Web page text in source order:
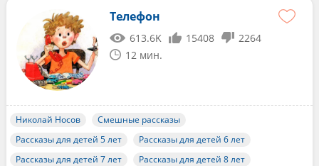
Телефон
613.6K 15408
2264
12 мин.
Николай Носов
Смешные рассказы
Рассказы для детей 5 лет
Рассказы для детей 6 лет
Рассказы для детей 7 лет
Рассказы для детей 8 лет